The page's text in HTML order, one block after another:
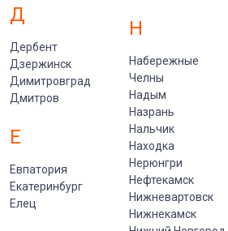
Д
Дербент
Дзержинск
Димитровград
Дмитров
Е
Евпатория
Екатеринбург
Елец
Н
Набережные
Челны
Надым
Назрань
Нальчик
Находка
Нерюнгри
Нефтекамск
Нижневартовск
Нижнекамск